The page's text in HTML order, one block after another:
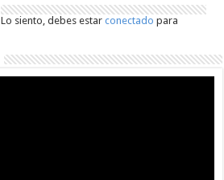
Lo siento, debes estarconectado para